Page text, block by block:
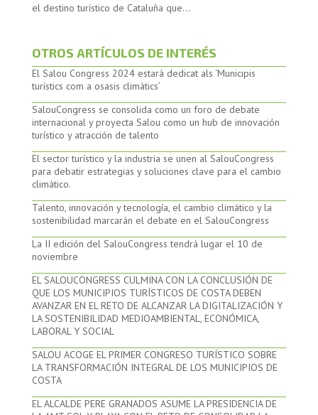
el destino turístico de Cataluña que...
OTROS ARTÍCULOS DE INTERÉS
El Salou Congress 2024 estarà dedicat als ‘Municipis
turístics com a osasis climàtics’
SalouCongress se consolida como un foro de debate
internacional y proyecta Salou como un hub de innovación
turístico y atracción de talento
El sector turístico y la industria se unen al SalouCongress
para debatir estrategias y soluciones clave para el cambio
climático.
Talento, innovación y tecnología, el cambio climático y la
sostenibilidad marcarán el debate en el SalouCongress
La II edición del SalouCongress tendrá lugar el 10 de
noviembre
EL SALOUCONGRESS CULMINA CON LA CONCLUSIÓN DE
QUE LOS MUNICIPIOS TURÍSTICOS DE COSTA DEBEN
AVANZAR EN EL RETO DE ALCANZAR LA DIGITALIZACIÓN Y
LA SOSTENIBILIDAD MEDIOAMBIENTAL, ECONÓMICA,
LABORAL Y SOCIAL
SALOU ACOGE EL PRIMER CONGRESO TURÍSTICO SOBRE
LA TRANSFORMACIÓN INTEGRAL DE LOS MUNICIPIOS DE
COSTA
EL ALCALDE PERE GRANADOS ASUME LA PRESIDENCIA DE